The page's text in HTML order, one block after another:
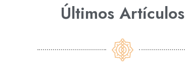
Últimos Artículos​